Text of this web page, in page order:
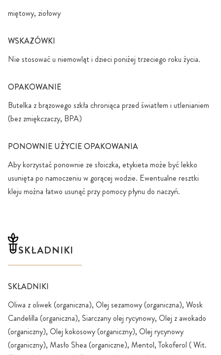
miętowy, ziołowy
WSKAZÓWKI
Nie stosować u niemowląt i dzieci poniżej trzeciego roku życia.
OPAKOWANIE
Butelka z brązowego szkła chroniąca przed światłem i utlenianiem
(bez zmiękczaczy, BPA)
PONOWNIE UŻYCIE OPAKOWANIA
Aby korzystać ponownie ze słoiczka, etykieta może być lekko
usunięta po namoczeniu w gorącej wodzie. Ewentualne resztki
kleju można łatwo usunąć przy pomocy płynu do naczyń.
SKŁADNIKI
SKŁADNIKI
Oliwa z oliwek (organiczna), Olej sezamowy (organiczna), Wosk
Candelilla (organiczna), Siarczany olej rycynowy, Olej z awokado
(organiczny), Olej kokosowy (organiczny), Olej rycynowy
(organiczny), Masło Shea (organiczne), Mentol, Tokoferol ( Wit.